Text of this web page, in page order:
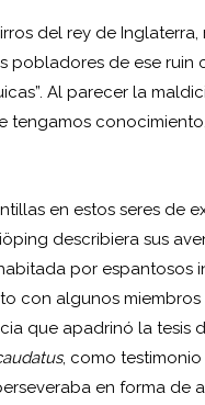
del rey de
de ese ruin
Al parecer la
tengamos
en estos seres de
describiera sus
por
con algunos
que apadrinó la tesis
, como
en forma de